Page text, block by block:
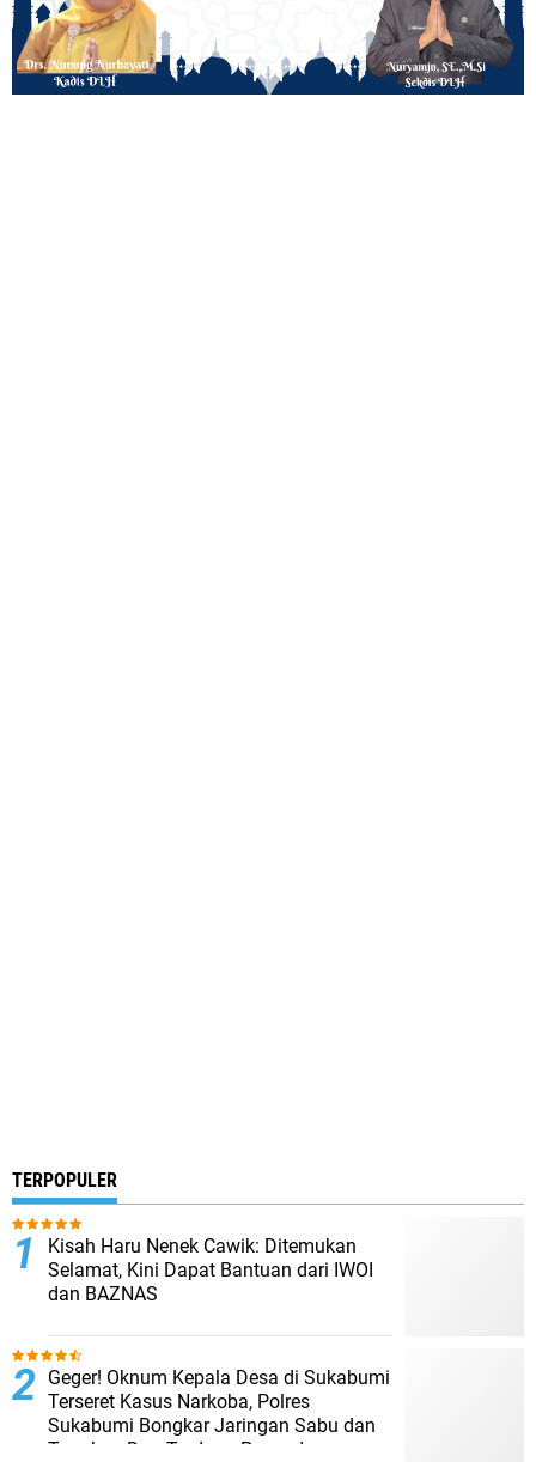
TERPOPULER
Kisah Haru Nenek Cawik: Ditemukan
Selamat, Kini Dapat Bantuan dari IWOI
dan BAZNAS
Geger! Oknum Kepala Desa di Sukabumi
Terseret Kasus Narkoba, Polres
Sukabumi Bongkar Jaringan Sabu dan
Tangkap Dua Terduga Pengedar